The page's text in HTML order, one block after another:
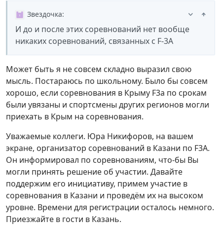
Звездочка:
И до и после этих соревнований нет вообще
никаких соревнований, связанных с F-3A
Может быть я не совсем складно выразил свою
мысль. Постараюсь по школьному. Было бы совсем
хорошо, если соревнования в Крыму F3a по срокам
были увязаны и спортсмены других регионов могли
приехать в Крым на соревнования.
Уважаемые коллеги. Юра Никифоров, на вашем
экране, организатор соревнований в Казани по F3A.
Он информировал по соревнованиям, что-бы Вы
могли принять решение об участии. Давайте
поддержим его инициативу, примем участие в
соревнования в Казани и проведём их на высоком
уровне. Времени для регистрации осталось немного.
Приезжайте в гости в Казань.